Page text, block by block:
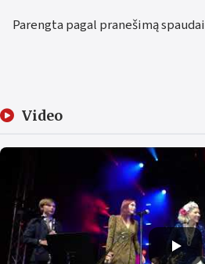
Parengta pagal pranešimą spaudai
Video